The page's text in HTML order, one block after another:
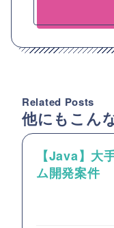
Related Posts
他にもこん
【Java】大
ム開発案件